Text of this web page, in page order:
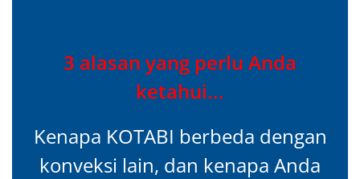
3 alasan yang perlu Anda
ketahui...
Kenapa KOTABI berbeda dengan
konveksi lain, dan kenapa Anda